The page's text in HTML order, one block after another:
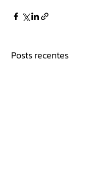
Posts recentes